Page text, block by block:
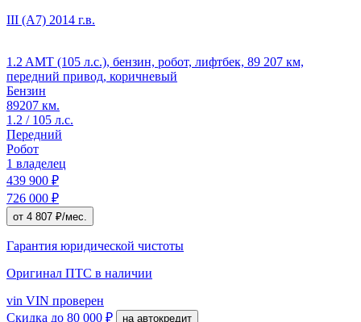
III (A7) 2014 г.в.
1.2 AMT (105 л.с.), бензин, робот, лифтбек, 89 207 км,
передний привод, коричневый
Бензин
89207 км.
1.2 / 105 л.с.
Передний
Робот
1 владелец
439 900 ₽
726 000 ₽
от 4 807 ₽/мес.
Гарантия юридической чистоты
Оригинал ПТС в наличии
vin VIN проверен
Скидка до 80 000 ₽ на автокредит